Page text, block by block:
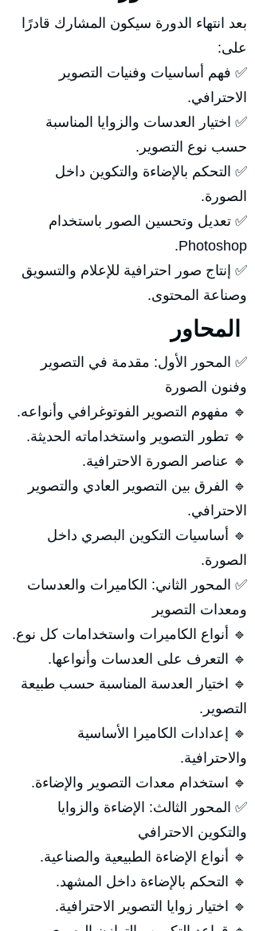
بعد انتهاء الدورة سيكون المشارك قادرًا
على:
✅ فهم أساسيات وفنيات التصوير
الاحترافي.
✅ اختيار العدسات والزوايا المناسبة
حسب نوع التصوير.
✅ التحكم بالإضاءة والتكوين داخل
الصورة.
✅ تعديل وتحسين الصور باستخدام
Photoshop.
✅ إنتاج صور احترافية للإعلام والتسويق
وصناعة المحتوى.
✅ المحور الأول: مقدمة في التصوير
وفنون الصورة
🔹 مفهوم التصوير الفوتوغرافي وأنواعه.
🔹 تطور التصوير واستخداماته الحديثة.
🔹 عناصر الصورة الاحترافية.
🔹 الفرق بين التصوير العادي والتصوير
الاحترافي.
🔹 أساسيات التكوين البصري داخل
الصورة.
✅ المحور الثاني: الكاميرات والعدسات
ومعدات التصوير
🔹 أنواع الكاميرات واستخدامات كل نوع.
🔹 التعرف على العدسات وأنواعها.
🔹 اختيار العدسة المناسبة حسب طبيعة
التصوير.
🔹 إعدادات الكاميرا الأساسية
والاحترافية.
🔹 استخدام معدات التصوير والإضاءة.
✅ المحور الثالث: الإضاءة والزوايا
والتكوين الاحترافي
🔹 أنواع الإضاءة الطبيعية والصناعية.
🔹 التحكم بالإضاءة داخل المشهد.
🔹 اختيار زوايا التصوير الاحترافية.